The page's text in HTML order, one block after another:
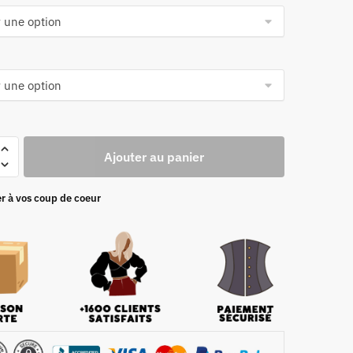
Ajouter au panier
à vos coup de coeur